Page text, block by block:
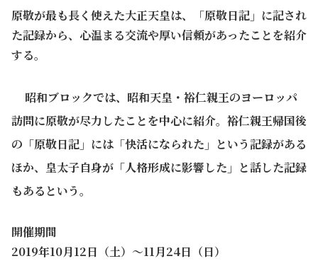
原敬が最も長く使えた大正天皇は、「原敬日記」に記され
た記録から、心温まる交流や厚い信頼があったことを紹介
する。
昭和ブロックでは、昭和天皇・裕仁親王のヨーロッパ
訪問に原敬が尽力したことを中心に紹介。裕仁親王帰国後
の「原敬日記」には「快活になられた」という記録がある
ほか、皇太子自身が「人格形成に影響した」と話した記録
もあるという。
開催期間
2019年10月12日（土）～11月24日（日）